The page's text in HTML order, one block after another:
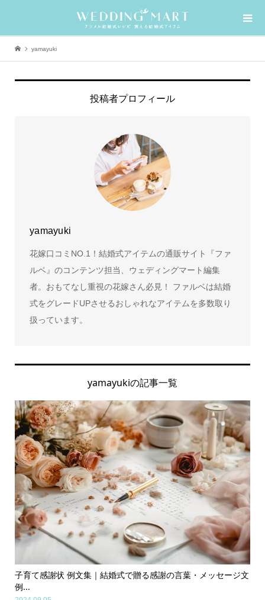
yamayuki
投稿者プロフィール
yamayuki
花嫁口コミNO.1！結婚式アイテムの通販サイト『ファ
ルベ』のコンテンツ担当、ウェディングマート編集
者。おもてなし重視の花嫁さん必見！ ファルベは結婚
式をグレードUPさせるおしゃれなアイテムを多数取り
扱っています。
yamayukiの記事一覧
子育て感謝状 例文集｜結婚式で贈る感謝の言葉・メッセージ文
例...